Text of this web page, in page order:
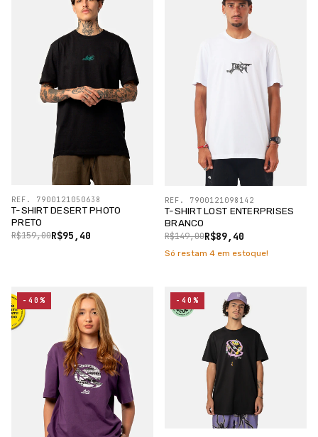
T-SHIRT DESERT PHOTO
PRETO
R$95,40
R$159,00
REF. 7900121050638
T-SHIRT LOST ENTERPRISES
BRANCO
R$89,40
R$149,00
REF. 7900121098142
Só restam 4 em estoque!
-40% -40%